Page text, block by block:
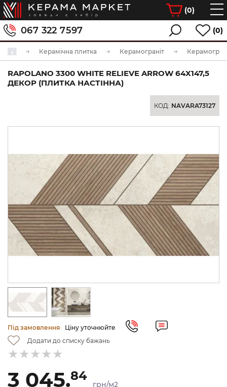
(0)
067 322 7597 (0)
Керамічна плитка Керамограніт
RAPOLANO 3300 WHITE RELIEVE ARROW 64X147,5
ДЕКОР (ПЛИТКА НАСТІННА)
КОД: NAVARA73127
Під замовлення
Ціну уточнюйте
Додати до списку бажань
3 045.84
грн/м2